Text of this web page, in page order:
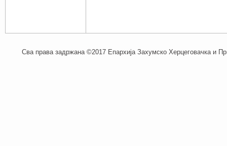
Сва права задржана ©2017 Епархија Захумско Херцеговачка и